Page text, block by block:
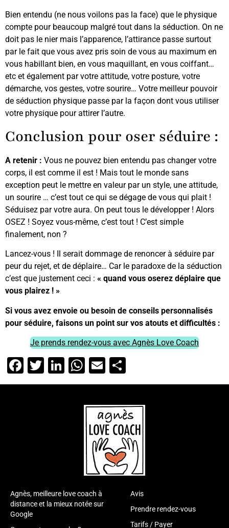
Bien entendu (ne nous voilons pas la face) que le physique
compte pour beaucoup malgré tout dans la séduction. On ne
doit pas le nier mais l’apparence, l’attirance passe surtout
par le fait que vous avez pris soin de vous au maximum en
vous habillant bien, en vous maquillant, en vous coiffant…
etc et également par votre attitude, votre posture, votre
démarche, vos gestes, votre sourire… Votre meilleur pouvoir
de séduction physique passe par la façon dont vous utiliser
votre physique pour attirer l’autre.
Conclusion pour oser séduire :
A retenir : Vous ne pouvez bien entendu pas changer votre
corps, il est comme il est ! Mais tout le monde sans
exception peut le mettre en valeur par un style, une attitude,
un sourire … c’est tout ce qui se dégage de vous qui plait !
Séduisez par votre aura. On peut tous le développer ! Alors
OSEZ ! Soyez vous-même, c’est tout ! C’est simple
finalement, non ?
Lancez-vous ! Il serait dommage de renoncer à séduire par
peur du rejet, et de déplaire… Car le paradoxe de la séduction
c’est que justement ceci : « quand vous oserez déplaire que
vous plairez ! »
Si vous avez envoie ou besoin de conseils personnalisés
pour séduire, faisons un point sur vos atouts et difficultés :
Je prends rendez-vous avec Agnès Love Coach
Facebook
Twitter
LinkedIn
WhatsApp
Email
Agnès, meilleure love coach à
distance et la mieux notée sur
Google
Avis
Prendre rendez-vous
Tarifs / Payer